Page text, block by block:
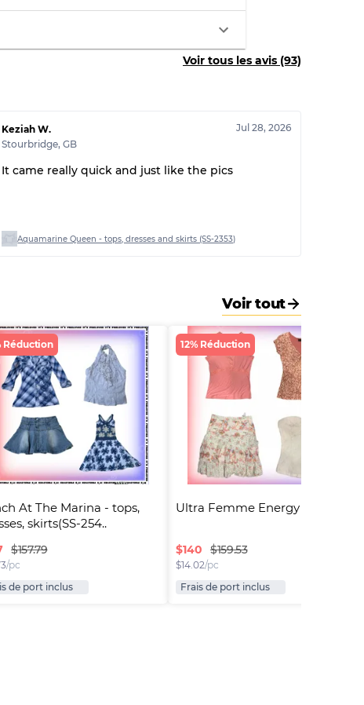
30% A, 40% B, 30% C
Voir tous les avis (93)
Keziah W.
Stourbridge,GB
Jul 28, 2026
It came really quick and just like the pics
Aquamarine Queen - tops, dresses and skirts (SS-2353)
Voir tout
Réduction
At The Marina - tops,
skirts(SS-254..
$157.79
/pc
de port inclus
12% Réduction
Ultra Femme Energy (RX-1328)
$140 $159.53
$14.02/pc
Frais de port inclus